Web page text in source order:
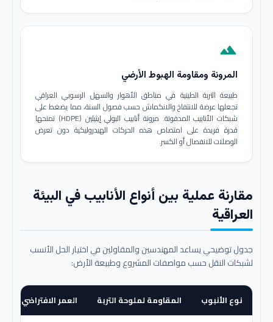
terrain
المرونة ومقاومة الهبوط الأرضي
طبيعة التربة الطينية في مناطق الأهوار والسهل الرسوبي العراقي
تجعلها عرضة للانتفاخ والانكماش حسب فصول السنة، مما يضغط على
شبكات الأنابيب المدفونة. مرونة أنابيب البولي إيثيلين (HDPE) تمنحها
قدرة فريدة على امتصاص هذه الحركات الهيدروليكية دون تعرض
الوصلات للانفصال أو الكسر.
مقارنة عملية بين أنواع الأنابيب في البيئة
العراقية
جدول توضيحي يساعد المهندسين والمقاولين في اختيار الحل الأنسب
لشبكات النقل حسب مواصفات المشروع وطبيعة الأرض:
نوع الأنبوب المقاومة لملوحة التربة العمر الافتراضي